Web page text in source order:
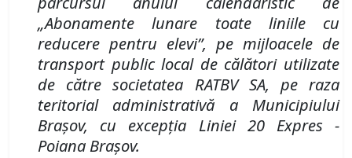
„Abonamente lunare toate liniile cu
reducere pentru elevi”, pe mijloacele de
transport public local de călători utilizate
de către societatea RATBV SA, pe raza
teritorial administrativă a Municipiului
Braşov, cu excepţia Liniei 20 Expres -
Poiana Braşov.